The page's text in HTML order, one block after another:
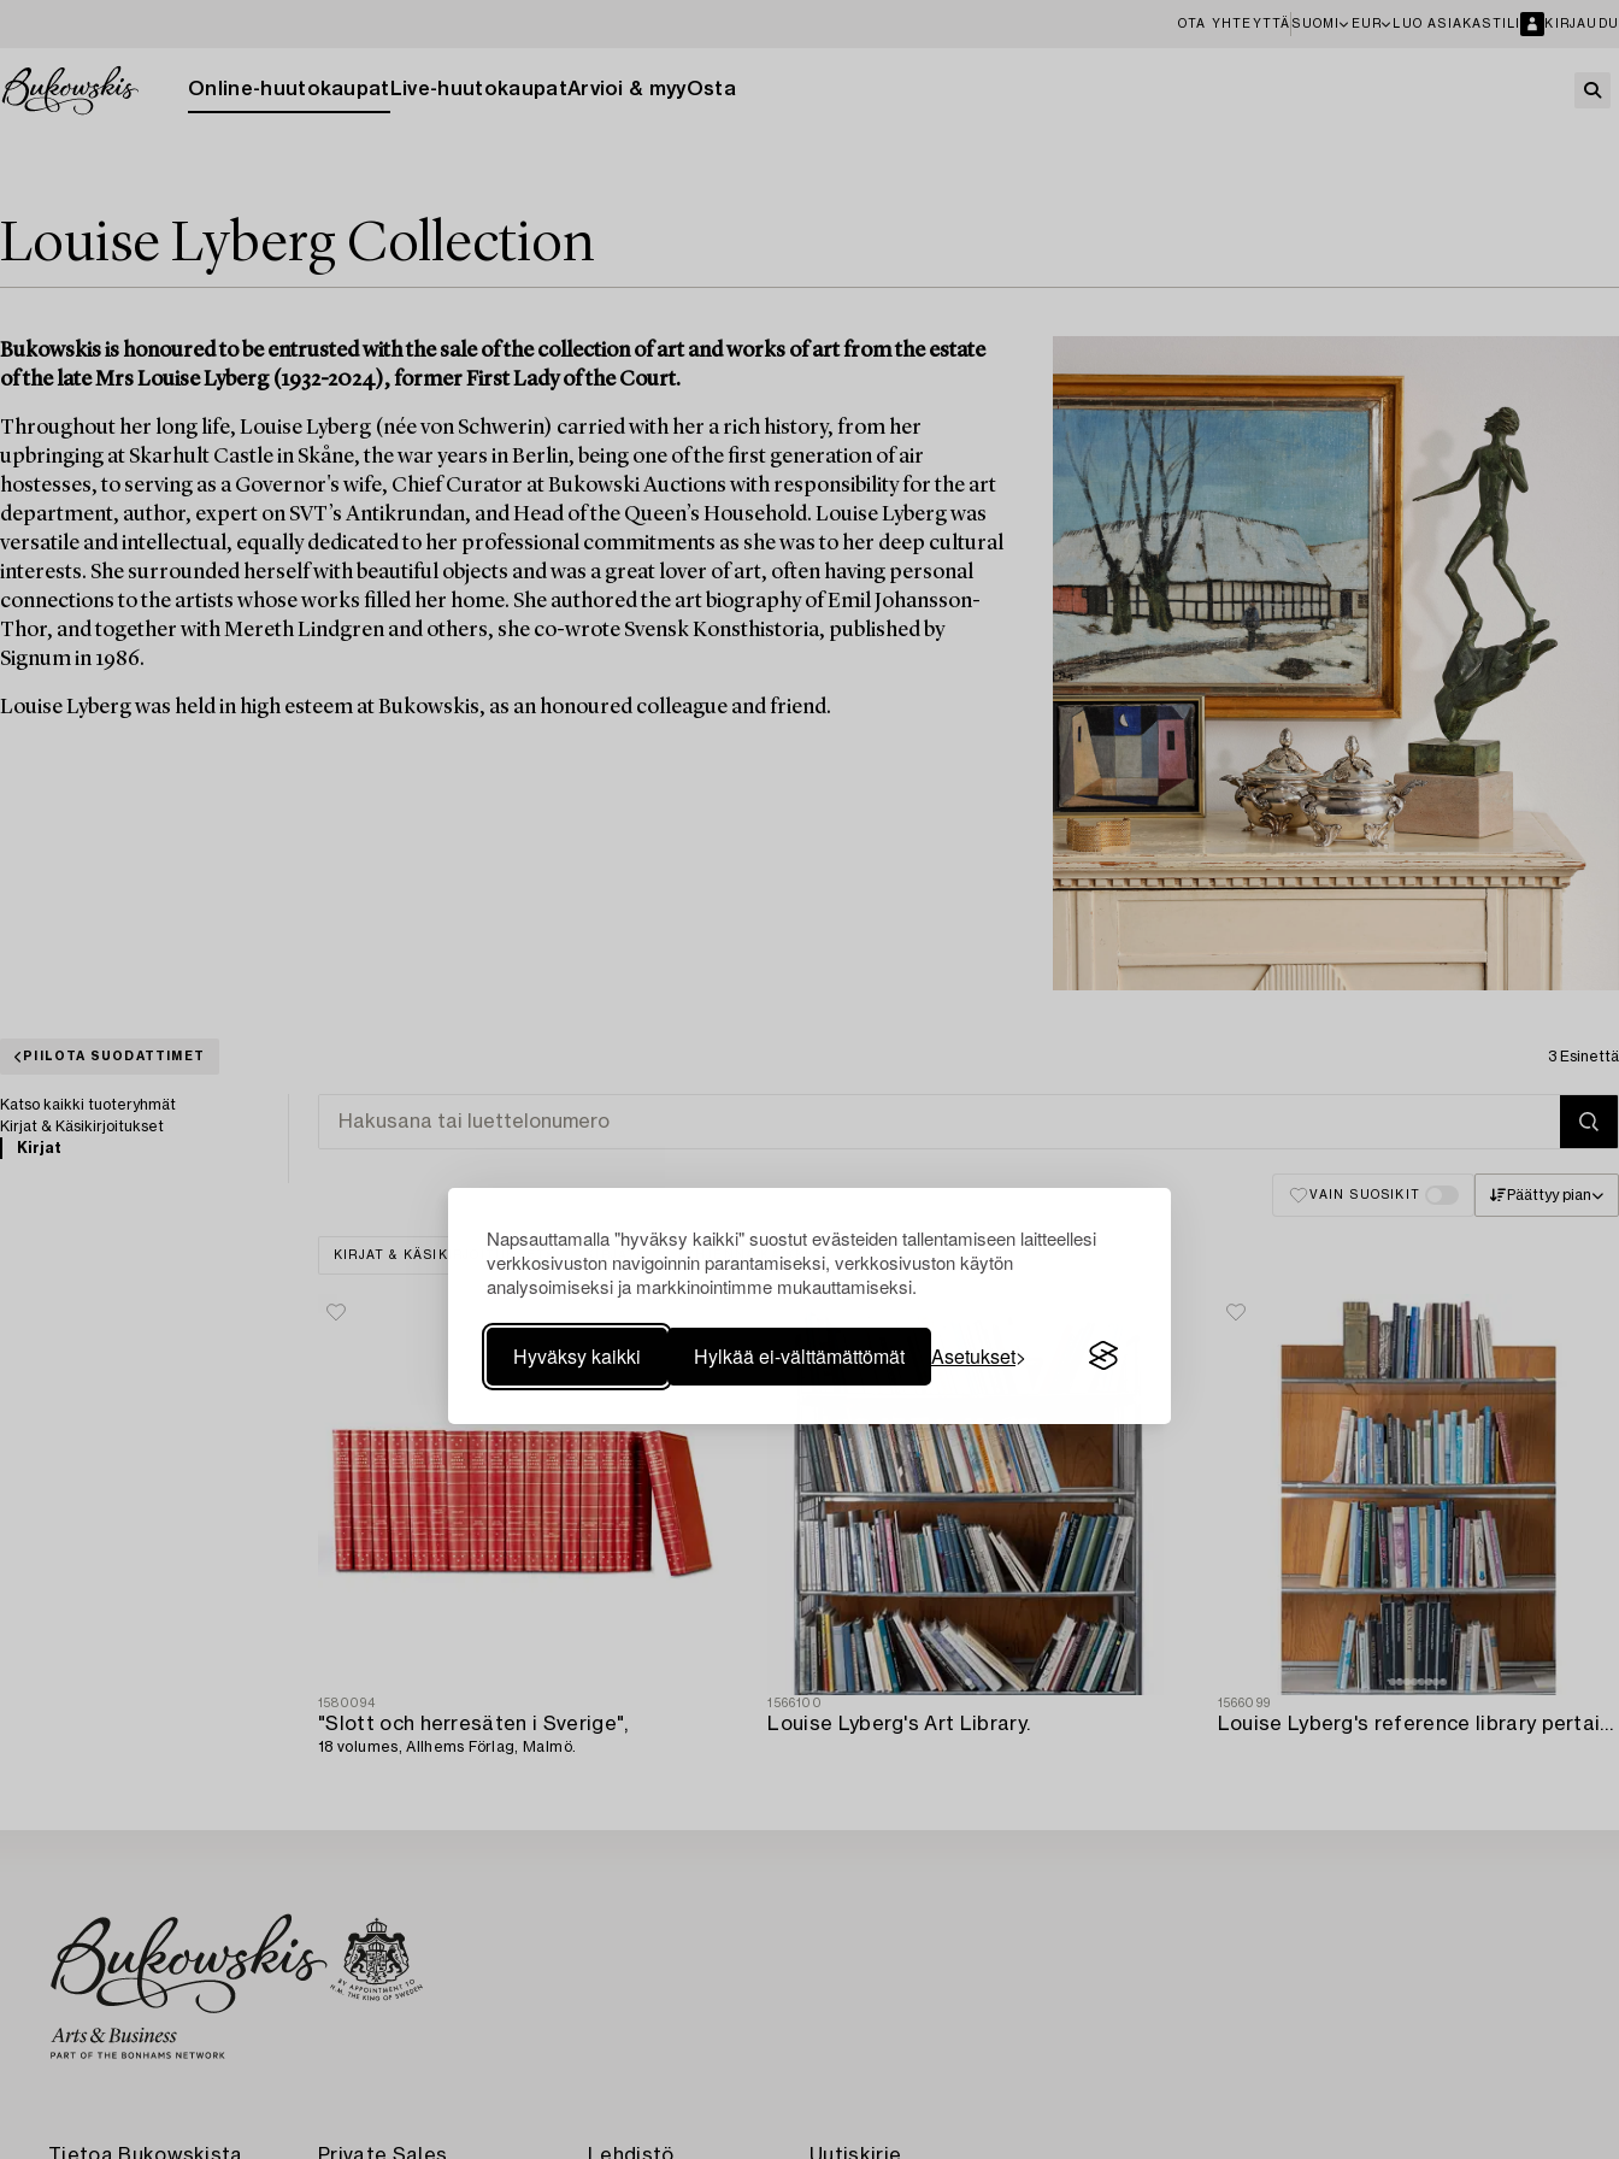
Napsauttamalla "hyväksy kaikki" suostut evästeiden tallentamiseen laitteellesi
verkkosivuston navigoinnin parantamiseksi, verkkosivuston käytön
analysoimiseksi ja markkinointimme mukauttamiseksi.
Hyväksy kaikki Hylkää ei-välttämättömät Asetukset
OTA YHTEYTTÄ SUOMI EUR LUO ASIAKASTILI KIRJAUDU
Online-huutokaupat Live-huutokaupatArvioi & myyOsta
Louise Lyberg Collection
Bukowskis is honoured to be entrusted with the sale of the collection of art and works of art from the estate
of the late Mrs Louise Lyberg (1932-2024), former First Lady of the Court.
Throughout her long life, Louise Lyberg (née von Schwerin) carried with her a rich history, from her
upbringing at Skarhult Castle in Skåne, the war years in Berlin, being one of the first generation of air
hostesses, to serving as a Governor's wife, Chief Curator at Bukowski Auctions with responsibility for the art
department, author, expert on SVT’s Antikrundan, and Head of the Queen’s Household. Louise Lyberg was
versatile and intellectual, equally dedicated to her professional commitments as she was to her deep cultural
interests. She surrounded herself with beautiful objects and was a great lover of art, often having personal
connections to the artists whose works filled her home. She authored the art biography of Emil Johansson-
Thor, and together with Mereth Lindgren and others, she co-wrote Svensk Konsthistoria, published by
Signum in 1986.
Louise Lyberg was held in high esteem at Bukowskis, as an honoured colleague and friend.
PIILOTA SUODATTIMET 3 Esinettä
Katso kaikki tuoteryhmät
Kirjat & Käsikirjoitukset
Kirjat
VAIN SUOSIKIT Päättyy pian
KIRJAT & KÄSIKIRJOITUKSET TYHJENNÄ KAIKKI
1580094
"Slott och herresäten i Sverige",
18 volumes, Allhems Förlag, Malmö.
1566100
Louise Lyberg's Art Library.
1566099
Louise Lyberg's reference library pertaining to applied art.